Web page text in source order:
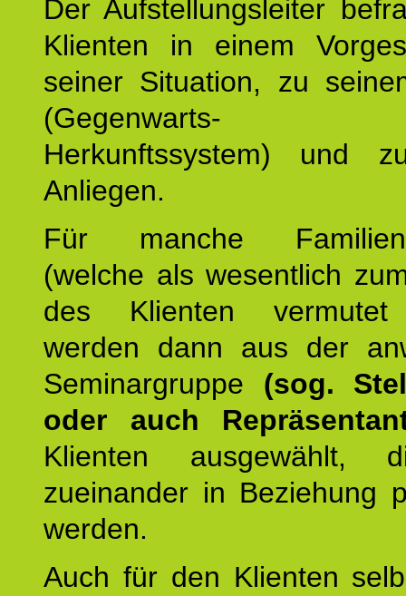
Der Aufstellungsleiter
Klienten in einem
seiner Situation, zu
(Gegenwarts-
Herkunftssystem) und
Anliegen.
Für manche
(welche als wesentlich
des Klienten vermutet
werden dann aus der
Seminargruppe (sog.
oder auch
Klienten ausgewählt,
zueinander in Beziehung
werden.
Auch für den Klienten